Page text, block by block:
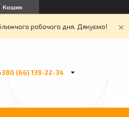
Кошик
робочого дня. Дякуємо!
(66) 139-22-34